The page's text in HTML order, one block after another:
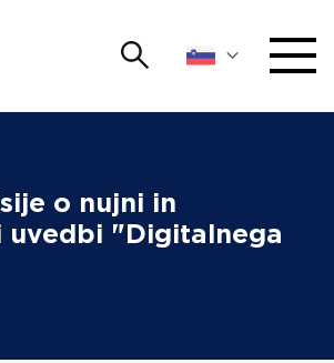
Išči
o nujni in
uvedbi "Digitalnega